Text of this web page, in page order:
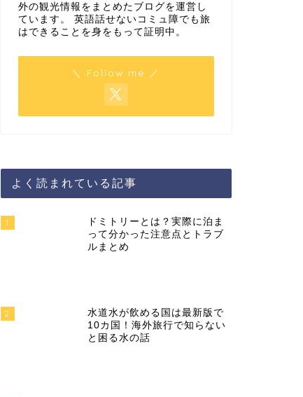
敗より
外の観光情報をまとめたブログを運営し
ています。 英語話せないコミュ障でも旅
はできることを身をもって証明中。
＼ Follow me ／
よく読まれている記事
1
ドミトリーとは？実際に泊ま
って分かった注意点とトラブ
ルまとめ
2
水道水が飲める国は最新版で
10カ国！海外旅行で知らない
と困る水の話